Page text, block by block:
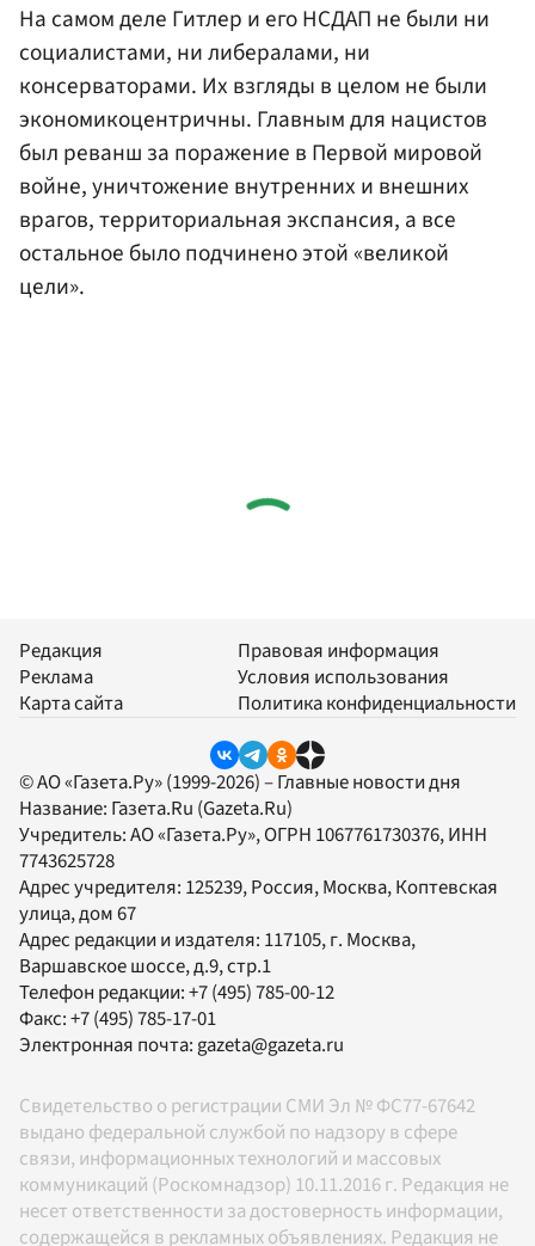
На самом деле Гитлер и его НСДАП не были ни
социалистами, ни либералами, ни
консерваторами. Их взгляды в целом не были
экономикоцентричны. Главным для нацистов
был реванш за поражение в Первой мировой
войне, уничтожение внутренних и внешних
врагов, территориальная экспансия, а все
остальное было подчинено этой «великой
цели».
Редакция
Реклама
Карта сайта
Правовая информация
Условия использования
Политика конфиденциальности
© АО «Газета.Ру» (1999-2026) – Главные новости дня
Название: Газета.Ru (Gazeta.Ru)
Учредитель:АО «Газета.Ру», ОГРН 1067761730376, ИНН
7743625728
Адрес учредителя: 125239, Россия, Москва, Коптевская
улица, дом 67
Адрес редакции и издателя: 117105, г. Москва,
Варшавское шоссе, д.9, стр.1
Телефон редакции:+7 (495) 785-00-12
Факс:+7 (495) 785-17-01
Электронная почта:gazeta@gazeta.ru
Свидетельство о регистрации СМИ Эл № ФС77-67642
выдано федеральной службой по надзору в сфере
связи, информационных технологий и массовых
коммуникаций (Роскомнадзор) 10.11.2016 г. Редакция не
несет ответственности за достоверность информации,
содержащейся в рекламных объявлениях. Редакция не